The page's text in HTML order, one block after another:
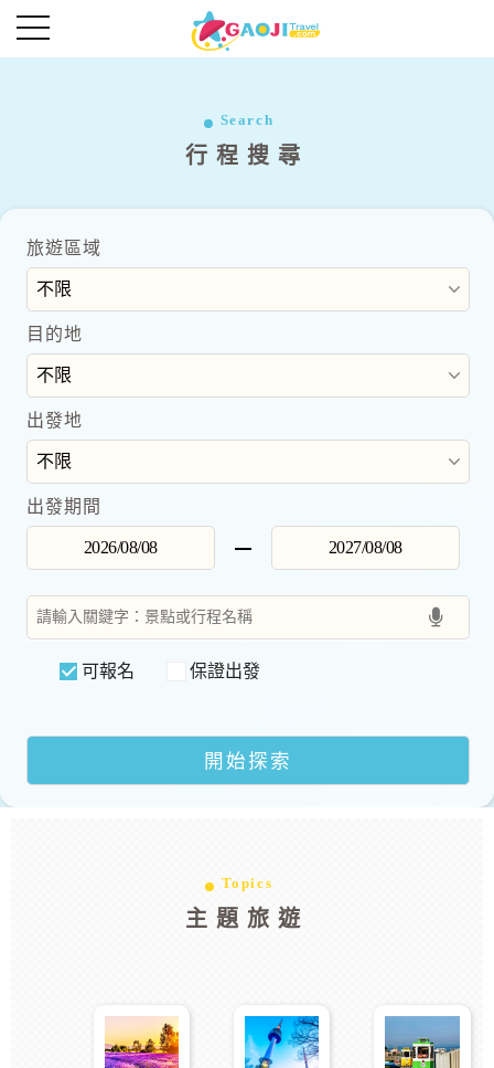
超夯首爾好好玩五日
往前 往後
Search
行程搜尋
旅遊區域
目的地
出發地
出發期間
可報名 保證出發
Topics
主題旅遊